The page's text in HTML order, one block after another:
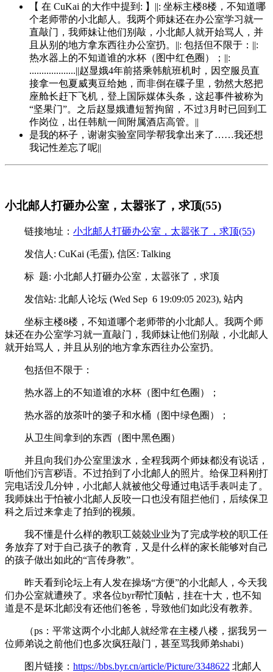
【 在 CuKai 的大作中提到: 】||: 坐标主楼8楼，不知道哪
个老师带的小北邮人。我两个师妹还在办公室学习就一
直敲门，我师妹让他们别敲，小北邮人就开始骂人，并
且从别的地方拿东西往办公室扔。||: 包括但不限于：||:
热水器上的不知道谁的水杯（图中红色圈）；||:
...................||赵显娥4年前搭乘韩航班机时，因空服员直
接拿一包夏威夷豆给她，而非倒在碟子里，勃然大怒把
座舱长赶下飞机，登上国际媒体头条，这起事件被称为
“坚果门”。之后赵显娥遭短暂拘留，不过3月时已回到工
作岗位，出任韩航一间附属酒店高管。||
是我的杯子，谢谢实验室同学帮我拿出来了……我还想
我记性差忘了呢||
小北邮人打砸办公室，太嚣张了，求顶(55)
链接地址： 小北邮人打砸办公室，太嚣张了，求顶(55)
发信人: CuKai (毛蛋), 信区: Talking
标 题: 小北邮人打砸办公室，太嚣张了，求顶
发信站: 北邮人论坛 (Wed Sep 6 19:09:05 2023), 站内
坐标主楼8楼，不知道哪个老师带的小北邮人。我两个师
妹还在办公室学习就一直敲门，我师妹让他们别敲，小北邮人
就开始骂人，并且从别的地方拿东西往办公室扔。
包括但不限于：
热水器上的不知道谁的水杯（图中红色圈）；
热水器的放茶叶的篓子和水桶（图中绿色圈）；
从卫生间拿到的东西（图中黑色圈）
并且向我们办公室里泼水，全程我两个师妹都没有说话，
听他们污言秽语。不过拍到了小北邮人的照片。给保卫科刚打
完电话没几分钟，小北邮人就被他父母通过电话手表叫走了。
我师妹出于怕被小北邮人反咬一口也没有阻拦他们，后续保卫
科之后过来拿走了拍到的视频。
我不懂是什么样的教职工兢兢业业为了完成学校的职工任
务放弃了对于自己孩子的教育，又是什么样的家长能够对自己
的孩子做出如此的“言传身教”。
昨天看到论坛上有人发在操场“方便”的小北邮人，今天我
们办公室就遭殃了。求各位byr帮忙顶帖，挂在十大，也不知
道是不是坏北邮没有还他们爸爸，导致他们如此没有教养。
（ps：平常这两个小北邮人就经常在主楼八楼，据我另一
位师弟说之前他们也多次疯狂敲门，甚至骂我师弟shabi）
图片链接： https://bbs.byr.cn/article/Picture/3348622 北邮人